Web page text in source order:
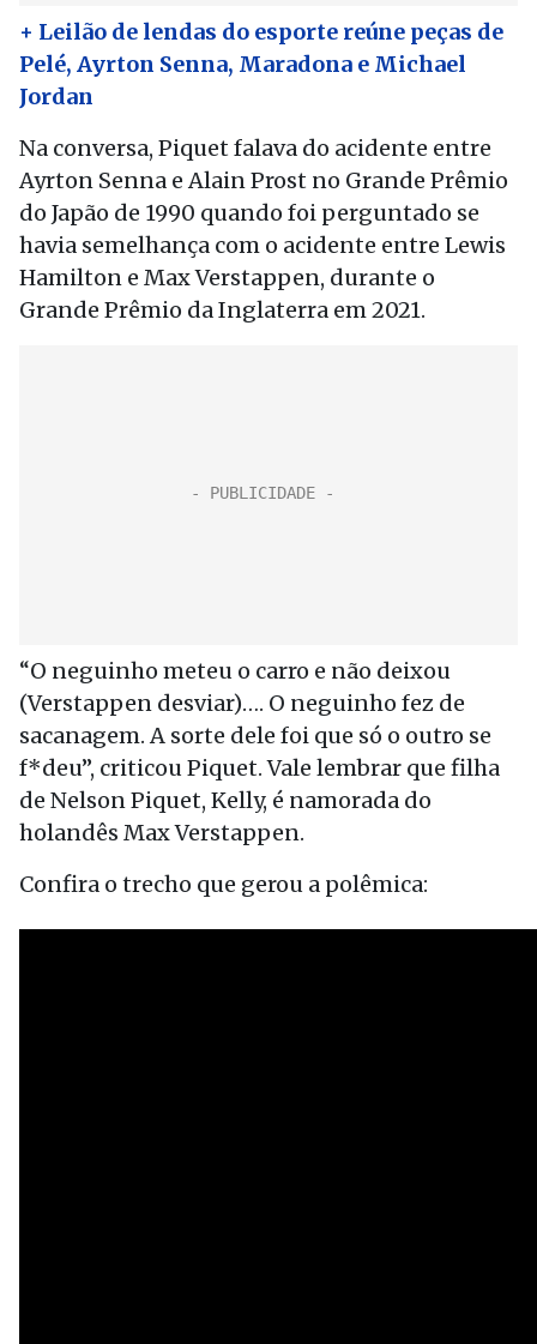
+ Leilão de lendas do esporte reúne peças de
Pelé, Ayrton Senna, Maradona e Michael
Jordan
Na conversa, Piquet falava do acidente entre
Ayrton Senna e Alain Prost no Grande Prêmio
do Japão de 1990 quando foi perguntado se
havia semelhança com o acidente entre Lewis
Hamilton e Max Verstappen, durante o
Grande Prêmio da Inglaterra em 2021.
“O neguinho meteu o carro e não deixou
(Verstappen desviar)…. O neguinho fez de
sacanagem. A sorte dele foi que só o outro se
f*deu”, criticou Piquet. Vale lembrar que filha
de Nelson Piquet, Kelly, é namorada do
holandês Max Verstappen.
Confira o trecho que gerou a polêmica: